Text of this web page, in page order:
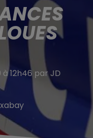
12h46 par JD